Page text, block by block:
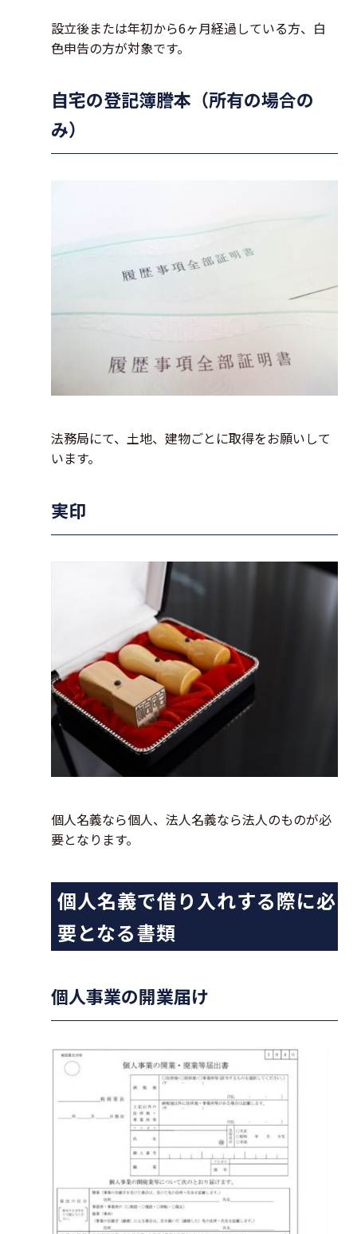
設立後または年初から6ヶ月経過している方、白
色申告の方が対象です。
自宅の登記簿謄本（所有の場合の
み）
法務局にて、土地、建物ごとに取得をお願いして
います。
実印
個人名義なら個人、法人名義なら法人のものが必
要となります。
個人名義で借り入れする際に必
要となる書類
個人事業の開業届け